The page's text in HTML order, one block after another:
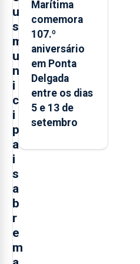
u
s
m
u
n
i
c
i
p
a
i
s
a
b
r
e
m
Marítima
comemora
107.º
aniversário
em Ponta
Delgada
entre os dias
5 e 13 de
setembro